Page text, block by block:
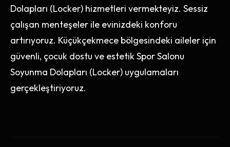
Dolapları (Locker) hizmetleri vermekteyiz. Sessiz
çalışan menteşeler ile evinizdeki konforu
artırıyoruz. Küçükçekmece bölgesindeki aileler için
güvenli, çocuk dostu ve estetik Spor Salonu
Soyunma Dolapları (Locker) uygulamaları
gerçekleştiriyoruz.